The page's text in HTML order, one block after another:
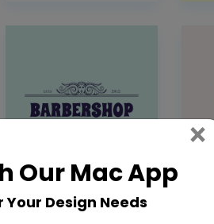
Our Mac App
Design Needs
×